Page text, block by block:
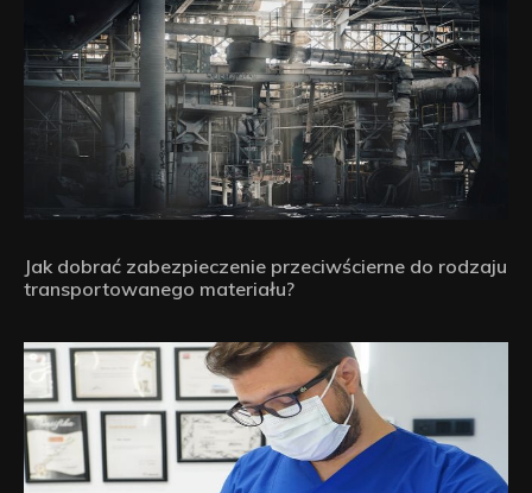
Jak dobrać zabezpieczenie przeciwścierne do rodzaju
transportowanego materiału?